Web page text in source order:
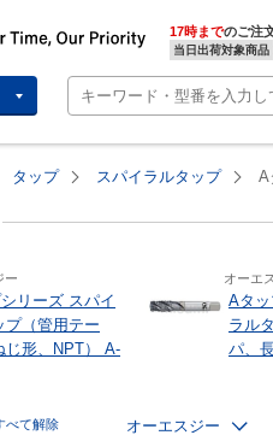
17時までのご注
当日出荷対象商品
タップ スパイラルタップ A
ー
リーズ スパイ
プ（管用テー
じ形、NPT） A-
オーエ
Aタ
ラル
パ、
べて解除 オーエスジー